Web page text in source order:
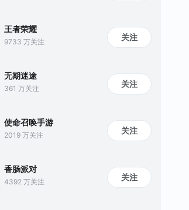
王者荣耀
9733 万关注 关注
无期迷途
361 万关注 关注
使命召唤手游
2019 万关注 关注
香肠派对
4392 万关注 关注